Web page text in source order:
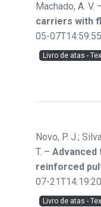
Machado, A. V.
carriers with
05-
Livro de atas -
Novo, P. J.;
T. – Advanced
reinforced
07-
Livro de atas -